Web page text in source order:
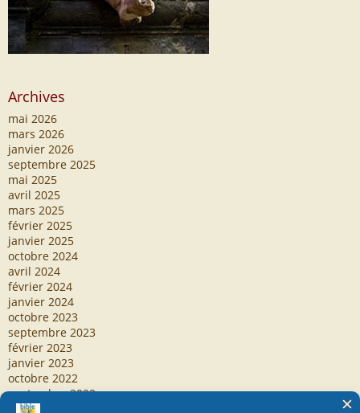
Archives
mai 2026
mars 2026
janvier 2026
septembre 2025
mai 2025
avril 2025
mars 2025
février 2025
janvier 2025
octobre 2024
avril 2024
février 2024
janvier 2024
octobre 2023
septembre 2023
février 2023
janvier 2023
octobre 2022
septembre 2022
septembre 2020